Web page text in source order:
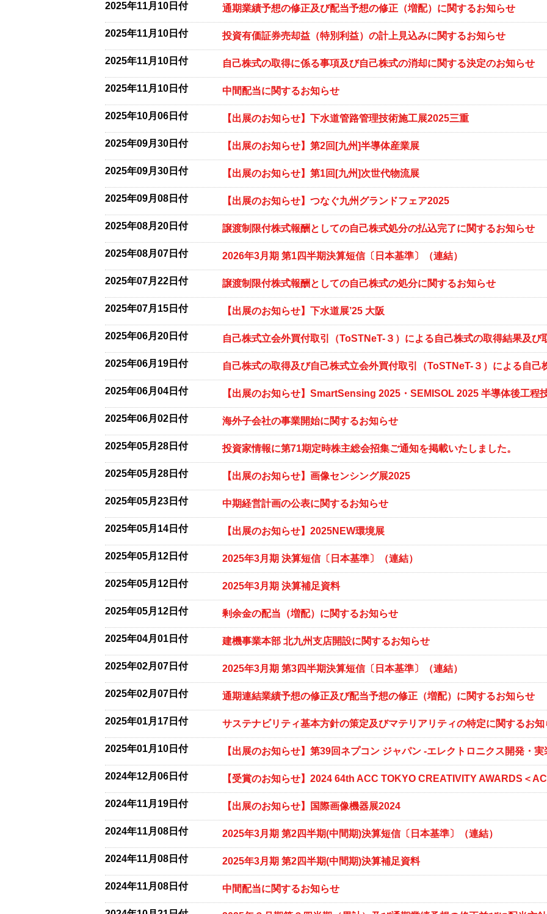
2025年11月10日付 通期業績予想の修正及び配当予想の修正（増配）に関するお知らせ
2025年11月10日付 投資有価証券売却益（特別利益）の計上見込みに関するお知らせ
2025年11月10日付 自己株式の取得に係る事項及び自己株式の消却に関する決定のお知らせ
2025年11月10日付 中間配当に関するお知らせ
2025年10月06日付 【出展のお知らせ】下水道管路管理技術施工展2025三重
2025年09月30日付 【出展のお知らせ】第2回[九州]半導体産業展
2025年09月30日付 【出展のお知らせ】第1回[九州]次世代物流展
2025年09月08日付 【出展のお知らせ】つなぐ九州グランドフェア2025
2025年08月20日付 譲渡制限付株式報酬としての自己株式処分の払込完了に関するお知らせ
2025年08月07日付 2026年3月期 第1四半期決算短信〔日本基準〕（連結）
2025年07月22日付 譲渡制限付株式報酬としての自己株式の処分に関するお知らせ
2025年07月15日付 【出展のお知らせ】下水道展’25 大阪
2025年06月20日付 自己株式立会外買付取引（ToSTNeT-３）による自己株式の取得結果及び
2025年06月19日付 自己株式の取得及び自己株式立会外買付取引（ToSTNeT-３）による自己
2025年06月04日付 【出展のお知らせ】SmartSensing 2025・SEMISOL 2025 半導体後工程
2025年06月02日付 海外子会社の事業開始に関するお知らせ
2025年05月28日付 投資家情報に第71期定時株主総会招集ご通知を掲載いたしました。
2025年05月28日付 【出展のお知らせ】画像センシング展2025
2025年05月23日付 中期経営計画の公表に関するお知らせ
2025年05月14日付 【出展のお知らせ】2025NEW環境展
2025年05月12日付 2025年3月期 決算短信〔日本基準〕（連結）
2025年05月12日付 2025年3月期 決算補足資料
2025年05月12日付 剰余金の配当（増配）に関するお知らせ
2025年04月01日付 建機事業本部 北九州支店開設に関するお知らせ
2025年02月07日付 2025年3月期 第3四半期決算短信〔日本基準〕（連結）
2025年02月07日付 通期連結業績予想の修正及び配当予想の修正（増配）に関するお知らせ
2025年01月17日付 サステナビリティ基本方針の策定及びマテリアリティの特定に関するお知
2025年01月10日付 【出展のお知らせ】第39回ネプコン ジャパン -エレクトロニクス開発・実
2024年12月06日付 【受賞のお知らせ】2024 64th ACC TOKYO CREATIVITY AWARDS＜
2024年11月19日付 【出展のお知らせ】国際画像機器展2024
2024年11月08日付 2025年3月期 第2四半期(中間期)決算短信〔日本基準〕（連結）
2024年11月08日付 2025年3月期 第2四半期(中間期)決算補足資料
2024年11月08日付 中間配当に関するお知らせ